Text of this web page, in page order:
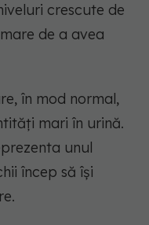
crescute de
de a avea
în mod normal,
mari în urină.
unul
încep să își